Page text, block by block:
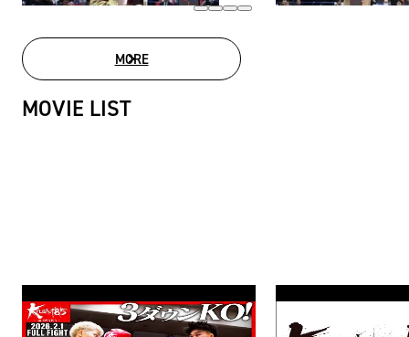
MOREPHOTO GALLERY
MOVIE LIST